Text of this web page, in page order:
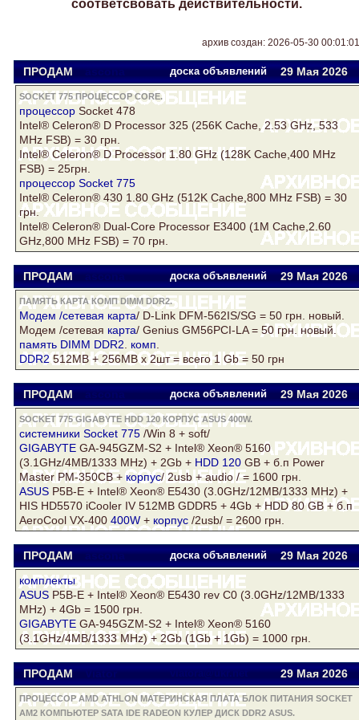
соответсвовать действительности.
архив создан: 2026-05-30 00:01:01
ПРОДАМ ascona доска объявлений 29 Мая 2026
SOCKET 775 ПРОЦЕССОР CORE.
процессор Socket 478
Intel® Celeron® D Processor 325 (256K Cache, 2.53 GHz, 533
MHz FSB) = 30 грн.
Intel® Celeron® D Processor 1.80 GHz (128K Cache,400 MHz
FSB) = 25грн.
процессор Socket 775
Intel® Celeron® 430 1.80 GHz (512K Cache,800 MHz FSB) = 30
грн.
Intel® Celeron® Dual-Core Processor E3400 (1M Cache,2.60
GHz,800 MHz FSB) = 70 грн.
ПРОДАМ ascona доска объявлений 29 Мая 2026
ПАМЯТЬ КАРТА КОМП DIMM DDR2.
Модем /сетевая карта/ D-Link DFM-562IS/SG = 50 грн. новый.
Модем /сетевая карта/ Genius GM56PCI-LA = 50 грн. новый.
память DIMM DDR2 комп
DDR2512MB + 256MB х 2шт = всего 1 Gb = 50 грн
ПРОДАМ ascona доска объявлений 29 Мая 2026
SOCKET 775 GIGABYTE HDD 120 КОРПУС ASUS 400W.
системники Socket 775 /Win 8 + soft/
GIGABYTE GA-945GZM-S2 + Intel® Xeon® 5160
(3.1GHz/4MB/1333 MHz) + 2Gb + HDD 120 GB + б.п Power
Master PM-350CB +корпус/ 2usb + audio / = 1600 грн.
ASUS P5B-E + Intel® Xeon® Е5430 (3.0GHz/12MB/1333 MHz) +
HIS HD5570 iCooler IV 512MB GDDR5 + 4Gb + HDD 80 GB + б.п
AeroCool VX-400 400W + корпус /2usb/ = 2600 грн.
ПРОДАМ ascona доска объявлений
29 Мая 2026
комплекты
ASUS P5B-E + Intel® Xeon® Е5430 rev С0 (3.0GHz/12MB/1333
MHz) + 4Gb = 1500 грн.
GIGABYTE GA-945GZM-S2 + Intel® Xeon® 5160
(3.1GHz/4MB/1333 MHz) + 2Gb (1Gb + 1Gb) = 1000 грн.
ПРОДАМ Viator viatora@ukr.net 29 Мая 2026
ПРОЦЕССОР AMD ATHLON МАТЕРИНСКАЯ ПЛАТА БЛОК ПИТАНИЯ SOCKET
AM2 КОМПЬЮТЕР SATA IDE RADEON КУЛЕР ДИСК DDR2 ASUS.